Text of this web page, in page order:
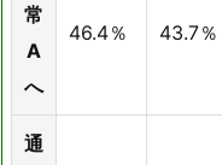
常
A
へ
46.4％ 43.7％
通